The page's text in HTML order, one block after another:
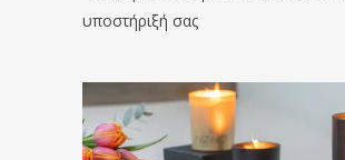
υποστήριξή σας